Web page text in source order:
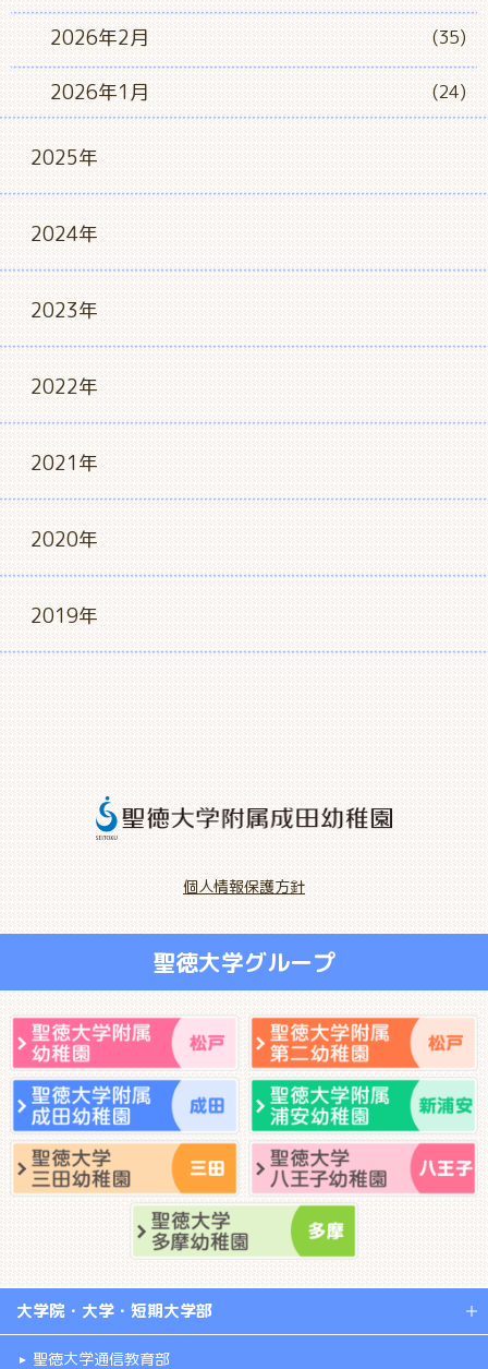
2026年2月 (35)
2026年1月 (24)
2025年
2024年
2023年
2022年
2021年
2020年
2019年
聖徳大学グループ
大学院・大学・短期大学部
聖徳大学通信教育部
個人情報保護方針